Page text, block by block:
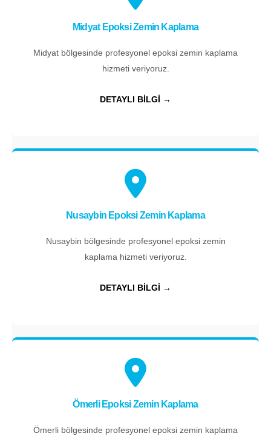
Midyat Epoksi Zemin Kaplama
Midyat bölgesinde profesyonel epoksi zemin kaplama
hizmeti veriyoruz.
DETAYLI BİLGİ →
Nusaybin Epoksi Zemin Kaplama
Nusaybin bölgesinde profesyonel epoksi zemin
kaplama hizmeti veriyoruz.
DETAYLI BİLGİ →
Ömerli Epoksi Zemin Kaplama
Ömerli bölgesinde profesyonel epoksi zemin kaplama